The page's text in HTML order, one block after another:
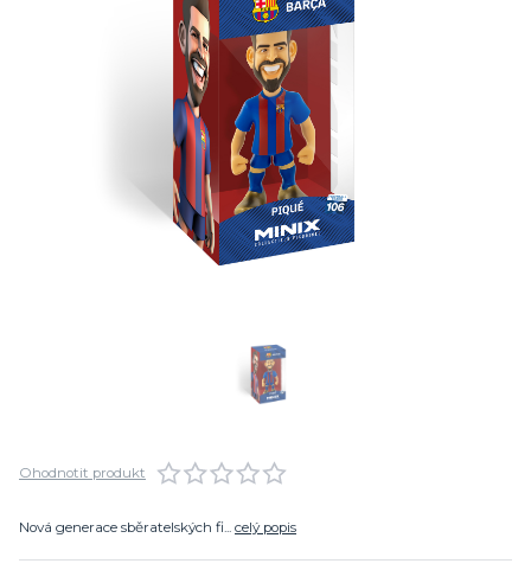
Ohodnotit produkt
Nová generace sběratelských fi... celý popis